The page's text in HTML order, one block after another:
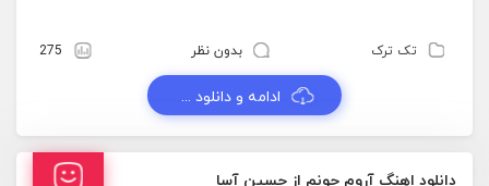
تک ترک بدون نظر 275
ادامه و دانلود ...
دانلود اهنگ آروم جونم از حسین آسا